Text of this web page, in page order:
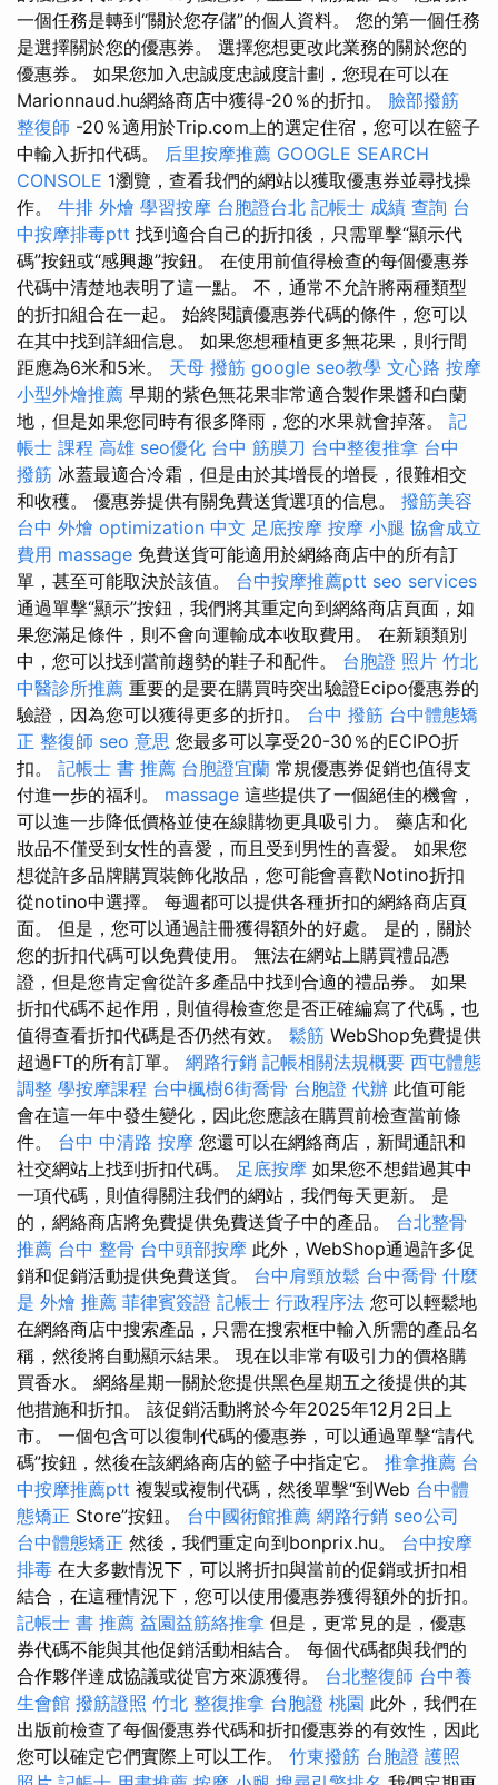
一個任務是轉到“關於您存儲”的個人資料。 您的第一個任務
是選擇關於您的優惠券。 選擇您想更改此業務的關於您的
優惠券。 如果您加入忠誠度忠誠度計劃，您現在可以在
Marionnaud.hu網絡商店中獲得-20％的折扣。 臉部撥筋
整復師 -20％適用於Trip.com上的選定住宿，您可以在籃子
中輸入折扣代碼。 后里按摩推薦 GOOGLE SEARCH
CONSOLE 1瀏覽，查看我們的網站以獲取優惠券並尋找操
作。 牛排 外燴 學習按摩 台胞證台北 記帳士 成績 查詢 台
中按摩排毒ptt 找到適合自己的折扣後，只需單擊“顯示代
碼”按鈕或“感興趣”按鈕。 在使用前值得檢查的每個優惠券
代碼中清楚地表明了這一點。 不，通常不允許將兩種類型
的折扣組合在一起。 始終閱讀優惠券代碼的條件，您可以
在其中找到詳細信息。 如果您想種植更多無花果，則行間
距應為6米和5米。 天母 撥筋 google seo教學 文心路 按摩
小型外燴推薦 早期的紫色無花果非常適合製作果醬和白蘭
地，但是如果您同時有很多降雨，您的水果就會掉落。 記
帳士 課程 高雄 seo優化 台中 筋膜刀 台中整復推拿 台中
撥筋 冰蓋最適合冷霜，但是由於其增長的增長，很難相交
和收穫。 優惠券提供有關免費送貨選項的信息。 撥筋美容
台中 外燴 optimization 中文 足底按摩 按摩 小腿 協會成立
費用 massage 免費送貨可能​​適用於網絡商店中的所有訂
單，甚至可能取決於該值。 台中按摩推薦ptt seo services
通過單擊“顯示”按鈕，我們將其重定向到網絡商店頁面，如
果您滿足條件，則不會向運輸成本收取費用。 在新穎類別
中，您可以找到當前趨勢的鞋子和配件。 台胞證 照片 竹北
中醫診所推薦 重要的是要在購買時突出驗證Ecipo優惠券的
驗證，因為您可以獲得更多的折扣。 台中 撥筋 台中體態矯
正 整復師 seo 意思 您最多可以享受20-30％的ECIPO折
扣。 記帳士 書 推薦 台胞證宜蘭 常規優惠券促銷也值得支
付進一步的福利。 massage 這些提供了一個絕佳的機會，
可以進一步降低價格並使在線購物更具吸引力。 藥店和化
妝品不僅受到女性的喜愛，而且受到男性的喜愛。 如果您
想從許多品牌購買裝飾化妝品，您可能會喜歡Notino折扣
從notino中選擇。 每週都可以提供各種折扣的網絡商店頁
面。 但是，您可以通過註冊獲得額外的好處。 是的，關於
您的折扣代碼可以免費使用。 無法在網站上購買禮品憑
證，但是您肯定會從許多產品中找到合適的禮品券。 如果
折扣代碼不起作用，則值得檢查您是否正確編寫了代碼，也
值得查看折扣代碼是否仍然有效。 鬆筋 WebShop免費提供
超過FT的所有訂單。 網路行銷 記帳相關法規概要 西屯體態
調整 學按摩課程 台中楓樹6街喬骨 台胞證 代辦 此值可能
會在這一年中發生變化，因此您應該在購買前檢查當前條
件。 台中 中清路 按摩 您還可以在網絡商店，新聞通訊和
社交網站上找到折扣代碼。 足底按摩 如果您不想錯過其中
一項代碼，則值得關注我們的網站，我們每天更新。 是
的，網絡商店將免費提供免費送貨子中的產品。 台北整骨
推薦 台中 整骨 台中頭部按摩 此外，WebShop通過許多促
銷和促銷活動提供免費送貨。 台中肩頸放鬆 台中喬骨 什麼
是 外燴 推薦 菲律賓簽證 記帳士 行政程序法 您可以輕鬆地
在網絡商店中搜索產品，只需在搜索框中輸入所需的產品名
稱，然後將自動顯示結果。 現在以非常有吸引力的價格購
買香水。 網絡星期一關於您提供黑色星期五之後提供的其
他措施和折扣。 該促銷活動將於今年2025年12月2日上
市。 一個包含可以復制代碼的優惠券，可以通過單擊“請代
碼”按鈕，然後在該網絡商店的籃子中指定它。 推拿推薦 台
中按摩推薦ptt 複製或複制代碼，然後單擊“到Web 台中體
態矯正 Store”按鈕。 台中國術館推薦 網路行銷 seo公司
台中體態矯正 然後，我們重定向到bonprix.hu。 台中按摩
排毒 在大多數情況下，可以將折扣與當前的促銷或折扣相
結合，在這種情況下，您可以使用優惠券獲得額外的折扣。
記帳士 書 推薦 益園益筋絡推拿 但是，更常見的是，優惠
券代碼不能與其他促銷活動相結合。 每個代碼都與我們的
合作夥伴達成協議或從官方來源獲得。 台北整復師 台中養
生會館 撥筋證照 竹北 整復推拿 台胞證 桃園 此外，我們在
出版前檢查了每個優惠券代碼和折扣優惠券的有效性，因此
您可以確定它們實際上可以工作。 竹東撥筋 台胞證 護照